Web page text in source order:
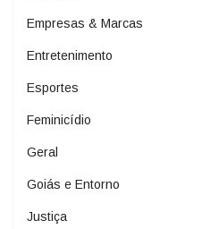
Empresas & Marcas
Entretenimento
Esportes
Feminicídio
Geral
Goiás e Entorno
Justiça